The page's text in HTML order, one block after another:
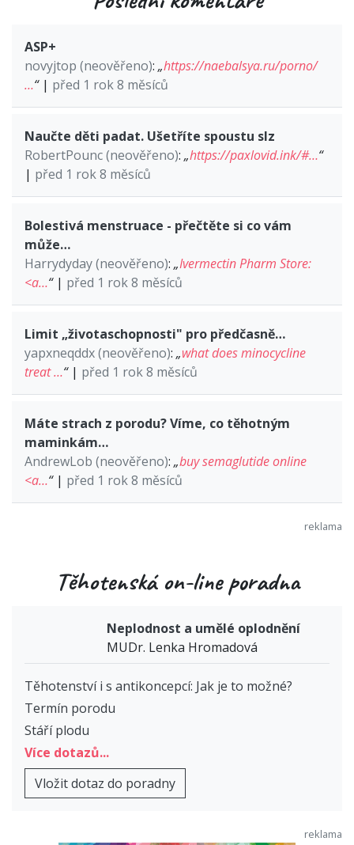
ASP+
novyjtop (neověřeno): „https://naebalsya.ru/porno/
…“| před 1 rok 8 měsíců
Naučte děti padat. Ušetříte spoustu slz
RobertPounc (neověřeno): „https://paxlovid.ink/#…“
| před 1 rok 8 měsíců
Bolestivá menstruace - přečtěte si co vám
může…
Harrydyday (neověřeno): „Ivermectin Pharm Store:
<a…“| před 1 rok 8 měsíců
Limit „životaschopnosti" pro předčasně…
yapxneqddx (neověřeno): „what does minocycline
treat …“| před 1 rok 8 měsíců
Máte strach z porodu? Víme, co těhotným
maminkám…
AndrewLob (neověřeno): „buy semaglutide online
<a…“| před 1 rok 8 měsíců
Těhotenská on-line poradna
Neplodnost a umělé oplodnění
MUDr. Lenka Hromadová
Těhotenství i s antikoncepcí: Jak je to možné?
Termín porodu
Stáří plodu
Více dotazů...
Vložit dotaz do poradny